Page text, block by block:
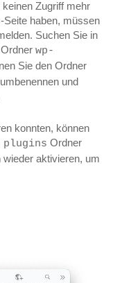
Zugriff mehr
Seite haben, müssen
Suchen Sie in
wp-
Sie den Ordner
umbenennen und
konnten, können
plugins Ordner
aktivieren, um